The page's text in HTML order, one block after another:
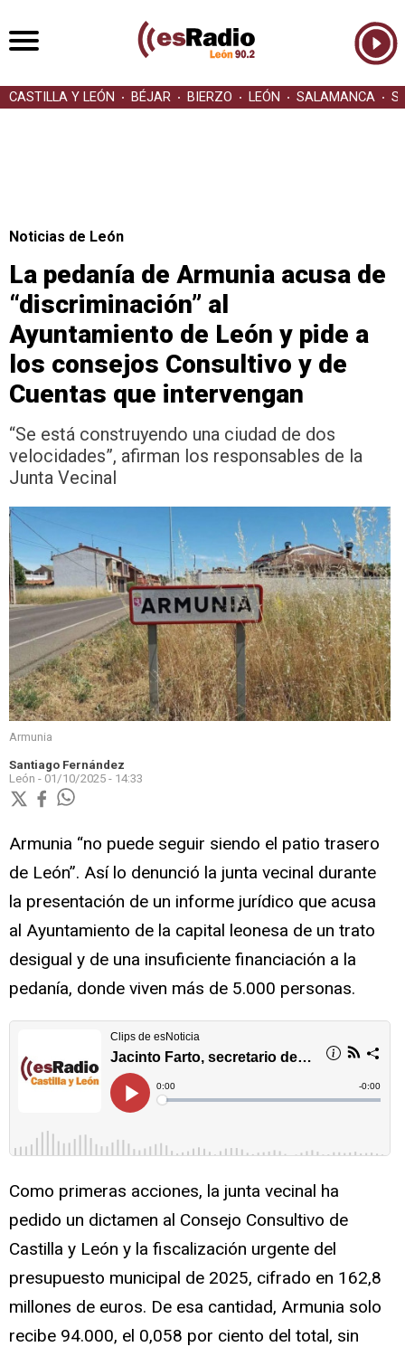
CASTILLA Y LEÓN BÉJAR BIERZO LEÓN SALAMANCA
Noticias de León
La pedanía de Armunia acusa de
“discriminación” al
Ayuntamiento de León y pide a
los consejos Consultivo y de
Cuentas que intervengan
“Se está construyendo una ciudad de dos
velocidades”, afirman los responsables de la
Junta Vecinal
Armunia
Santiago Fernández
León - 01/10/2025 - 14:33
Armunia “no puede seguir siendo el patio trasero
de León”. Así lo denunció la junta vecinal durante
la presentación de un informe jurídico que acusa
al Ayuntamiento de la capital leonesa de un trato
desigual y de una insuficiente financiación a la
pedanía, donde viven más de 5.000 personas.
Como primeras acciones, la junta vecinal ha
pedido un dictamen al Consejo Consultivo de
Castilla y León y la fiscalización urgente del
presupuesto municipal de 2025, cifrado en 162,8
millones de euros. De esa cantidad, Armunia solo
recibe 94.000, el 0,058 por ciento del total, sin